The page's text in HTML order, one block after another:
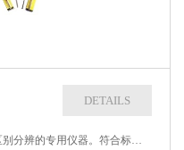
DETAILS
适用范围:用于鸭绒、鹅绒、陆禽毛等区别分辨的专用仪器。符合标准：GB/T14272-2011 GB/T10288 FZ/T80001 IDFB等技术参数：1、镜头倍率：72倍2、试验平片：150120mm二只3、平板移动...